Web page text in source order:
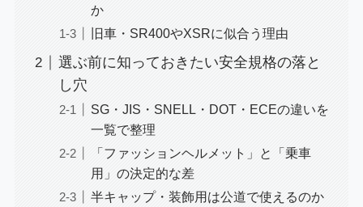
か
旧車・SR400やXSRに似合う理由
選ぶ前に知っておきたい安全規格の落と
し穴
SG・JIS・SNELL・DOT・ECEの違いを
一覧で整理
「ファッションヘルメット」と「乗車
用」の決定的な差
半キャップ・装飾用は公道で使えるのか